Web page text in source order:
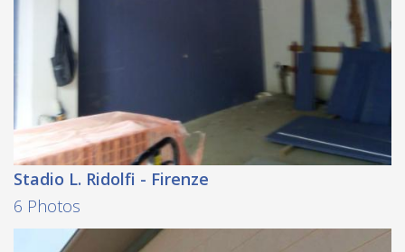
Stadio L. Ridolfi - Firenze
6 Photos